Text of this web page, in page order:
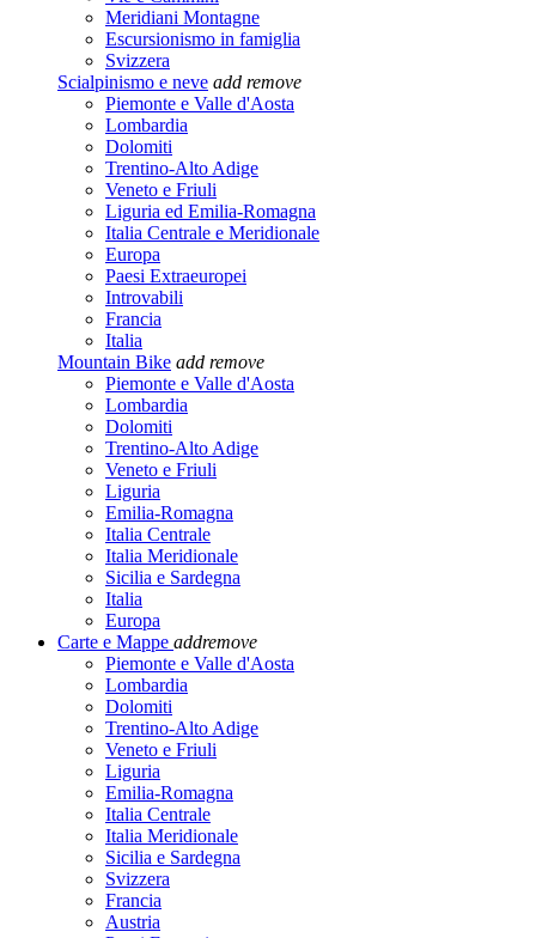
Meridiani Montagne
Escursionismo in famiglia
Svizzera
Scialpinismo e neve add remove
Piemonte e Valle d'Aosta
Lombardia
Dolomiti
Trentino-Alto Adige
Veneto e Friuli
Liguria ed Emilia-Romagna
Italia Centrale e Meridionale
Europa
Paesi Extraeuropei
Introvabili
Francia
Italia
Mountain Bike add remove
Piemonte e Valle d'Aosta
Lombardia
Dolomiti
Trentino-Alto Adige
Veneto e Friuli
Liguria
Emilia-Romagna
Italia Centrale
Italia Meridionale
Sicilia e Sardegna
Italia
Europa
Carte e Mappe addremove
Piemonte e Valle d'Aosta
Lombardia
Dolomiti
Trentino-Alto Adige
Veneto e Friuli
Liguria
Emilia-Romagna
Italia Centrale
Italia Meridionale
Sicilia e Sardegna
Svizzera
Francia
Austria